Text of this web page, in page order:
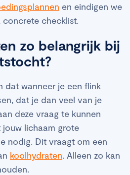
en eindigen we
concrete checklist.
zo belangrijk bij
dat wanneer je een flink
dat je dan veel van je
deze vraag te kunnen
lichaam grote
nodig. Dit vraagt om een
koolhydraten. Alleen zo kan